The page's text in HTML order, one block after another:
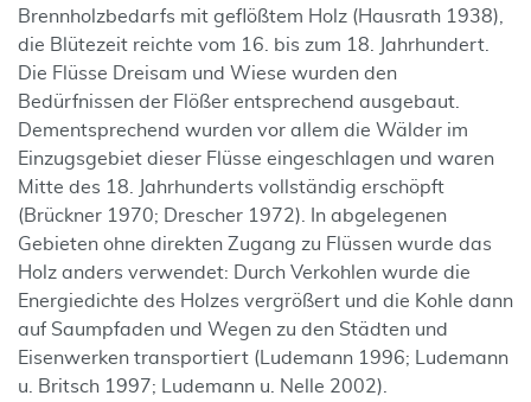
Brennholzbedarfs mit geflößtem Holz (Hausrath 1938),
die Blütezeit reichte vom 16. bis zum 18. Jahrhundert.
Die Flüsse Dreisam und Wiese wurden den
Bedürfnissen der Flößer entsprechend ausgebaut.
Dementsprechend wurden vor allem die Wälder im
Einzugsgebiet dieser Flüsse eingeschlagen und waren
Mitte des 18. Jahrhunderts vollständig erschöpft
(Brückner 1970; Drescher 1972). In abgelegenen
Gebieten ohne direkten Zugang zu Flüssen wurde das
Holz anders verwendet: Durch Verkohlen wurde die
Energiedichte des Holzes vergrößert und die Kohle dann
auf Saumpfaden und Wegen zu den Städten und
Eisenwerken transportiert (Ludemann 1996; Ludemann
u. Britsch 1997; Ludemann u. Nelle 2002).